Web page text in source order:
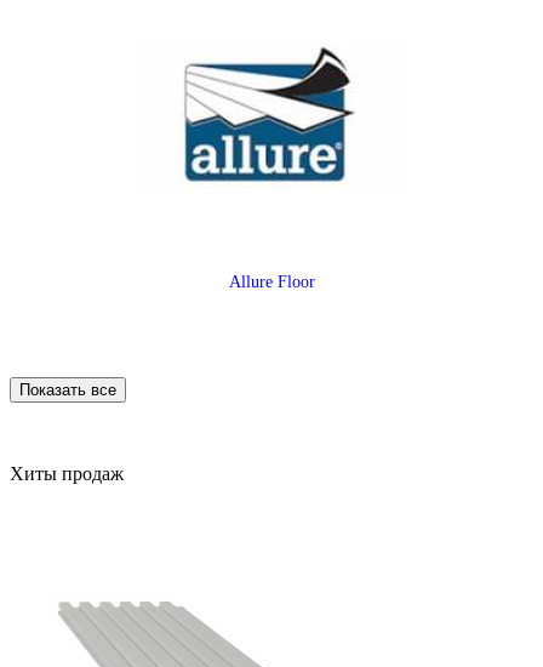
Allure Floor
Показать все
Хиты продаж